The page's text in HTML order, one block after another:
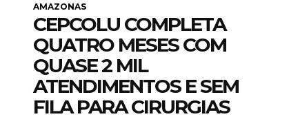
AMAZONAS
CEPCOLU COMPLETA
QUATRO MESES COM
QUASE 2 MIL
ATENDIMENTOS E SEM
FILA PARA CIRURGIAS